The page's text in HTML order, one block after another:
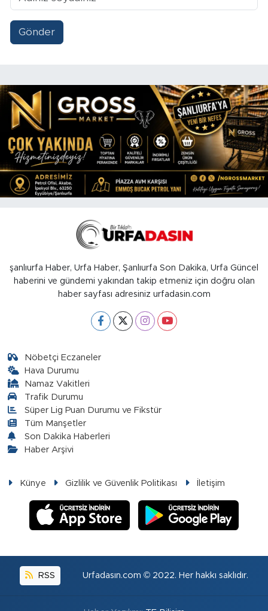
Gönder
şanlıurfa Haber, Urfa Haber, Şanlıurfa Son Dakika, Urfa Güncel
haberini ve gündemi yakından takip etmeniz için doğru olan
haber sayfası adresiniz urfadasin.com
Nöbetçi Eczaneler
Hava Durumu
Namaz Vakitleri
Trafik Durumu
Süper Lig Puan Durumu ve Fikstür
Tüm Manşetler
Son Dakika Haberleri
Haber Arşivi
Künye Gizlilik ve Güvenlik Politikası İletişim
RSS Urfadasın.com © 2022. Her hakkı saklıdır.